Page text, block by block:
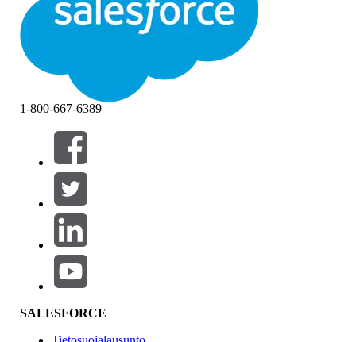
Suodattimet (0)
VALITSE SUODATTIMET
Tuotealue
Ominaisuuden vaikutus
1-800-667-6389
SALESFORCE